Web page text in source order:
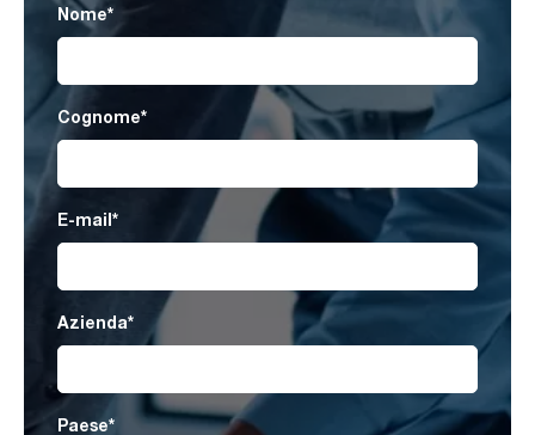
Nome*
Cognome*
E-mail*
Azienda*
Paese*